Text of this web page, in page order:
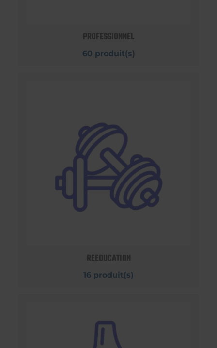
PROFESSIONNEL
60 produit(s)
REEDUCATION
16 produit(s)